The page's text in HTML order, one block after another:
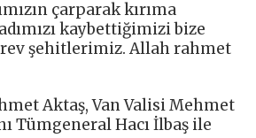
çarparak kırıma
kaybettiğimizi bize
şehitlerimiz. Allah rahmet
Aktaş, Van Valisi Mehmet
Tümgeneral Hacı İlbaş ile